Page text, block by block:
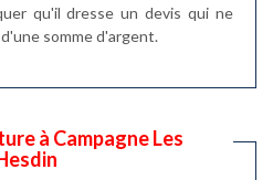
qu'il dresse un devis qui ne
somme d'argent.
à Campagne Les